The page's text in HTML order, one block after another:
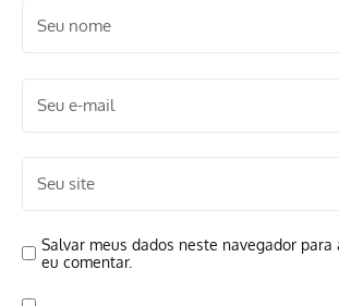
Salvar meus dados neste navegador para
eu comentar.